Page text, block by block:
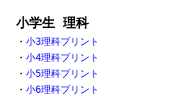
小学生 理科
・ 小3理科プリント
・ 小4理科プリント
・ 小5理科プリント
・ 小6理科プリント